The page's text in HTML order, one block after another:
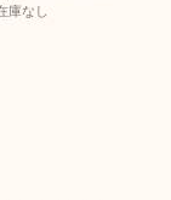
庫なし